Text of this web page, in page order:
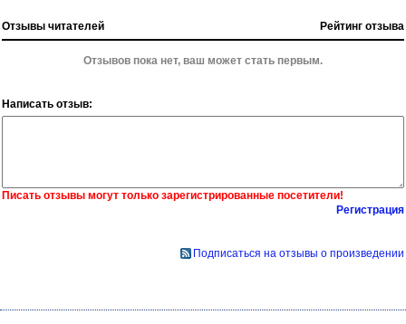
Отзывы читателей Рейтинг отзыва
Отзывов пока нет, ваш может стать первым.
Написать отзыв:
Писать отзывы могут только зарегистрированные посетители!
Регистрация
Подписаться на отзывы о произведении